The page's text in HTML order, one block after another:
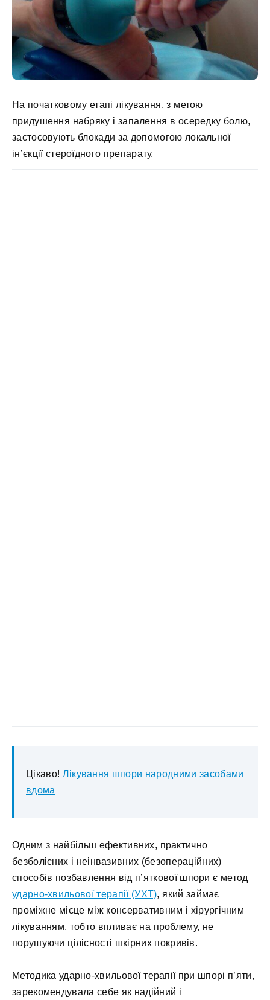
На початковому етапі лікування, з метою
придушення набряку і запалення в осередку болю,
застосовують блокади за допомогою локальної
ін’єкції стероїдного препарату.
Цікаво! Лікування шпори народними засобами
вдома
Одним з найбільш ефективних, практично
безболісних і неінвазивних (безопераційних)
способів позбавлення від п’яткової шпори є метод
ударно-хвильової терапії (УХТ), який займає
проміжне місце між консервативним і хірургічним
лікуванням, тобто впливає на проблему, не
порушуючи цілісності шкірних покривів.
Методика ударно-хвильової терапії при шпорі п’яти,
зарекомендувала себе як надійний і